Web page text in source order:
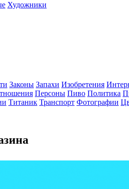
Художники
Законы Запахи Изобретения
Персоны Пиво Политика
Титаник Транспорт Фотографии